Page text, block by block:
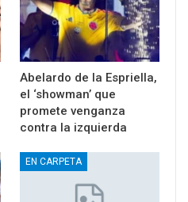
Abelardo de la Espriella,
el ‘showman’ que
promete venganza
contra la izquierda
EN CARPETA